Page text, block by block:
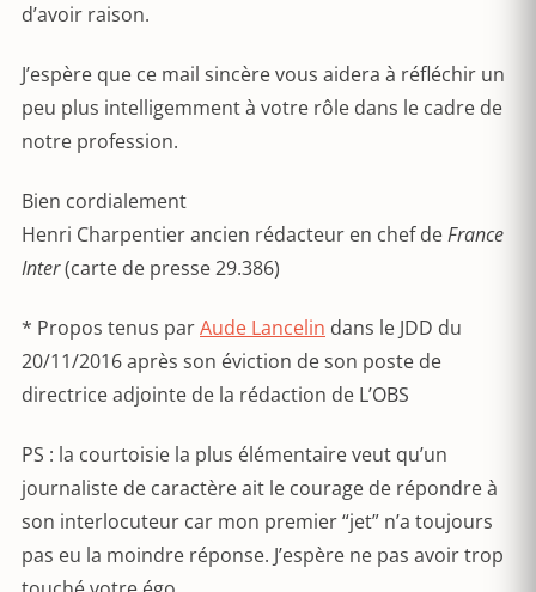
d’avoir raison.
J’espère que ce mail sincère vous aidera à réfléchir un
peu plus intelligemment à votre rôle dans le cadre de
notre profession.
Bien cordialement
Henri Charpentier ancien rédacteur en chef deFrance
Inter(carte de presse 29.386)
* Propos tenus parAude Lancelin dans le JDD du
20/11/2016 après son éviction de son poste de
directrice adjointe de la rédaction de L’OBS
PS : la courtoisie la plus élémentaire veut qu’un
journaliste de caractère ait le courage de répondre à
son interlocuteur car mon premier “jet” n’a toujours
pas eu la moindre réponse. J’espère ne pas avoir trop